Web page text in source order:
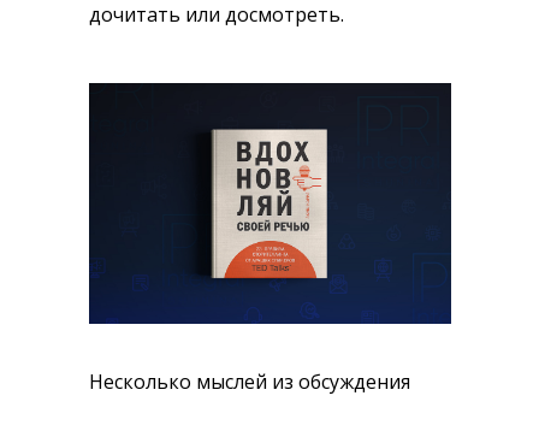
дочитать или досмотреть.
Несколько мыслей из обсуждения